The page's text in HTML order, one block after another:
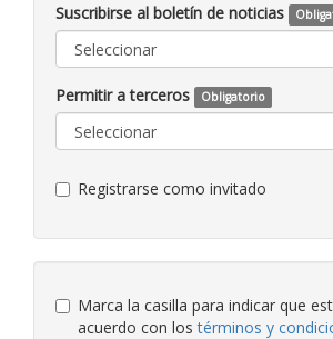
Suscribirse al boletín de noticias
Permitir a terceros Obligatorio
Registrarse como invitado
Marca la casilla para indicar que
acuerdo con lostérminos y